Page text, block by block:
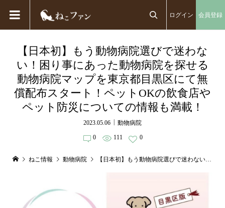
ログイン 会員登録
【日本初】もう動物病院選びで迷わな
い！困り事にあった動物病院を探せる
動物病院マップを東京都目黒区にて無
償配布スタート！ペットOKの飲食店や
ペット防災についての情報も満載！
2023.05.06 動物病院
0 111 0
ねこ情報 動物病院 【日本初】もう動物病院選びで迷わない！困り事にあった動物病院を探せる動物病院マップを東京都目黒区にて無償配布スタート！ペットOKの飲食店やペット防災についての情報も満載！